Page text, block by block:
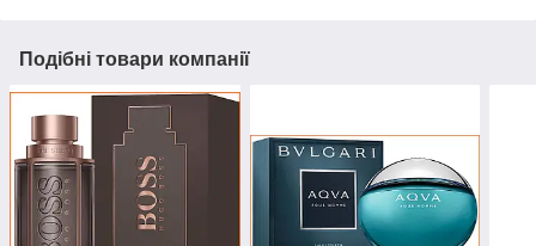
Подібні товари компанії